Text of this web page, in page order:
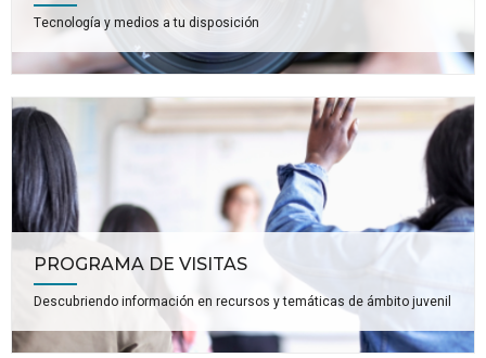
Tecnología y medios a tu disposición
PROGRAMA DE VISITAS
Descubriendo información en recursos y temáticas de ámbito juvenil